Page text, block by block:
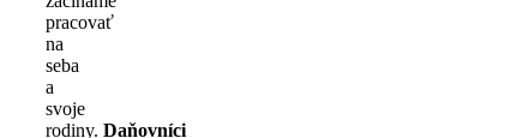
pracovať
na
seba
a
svoje
rodiny. Daňovníci